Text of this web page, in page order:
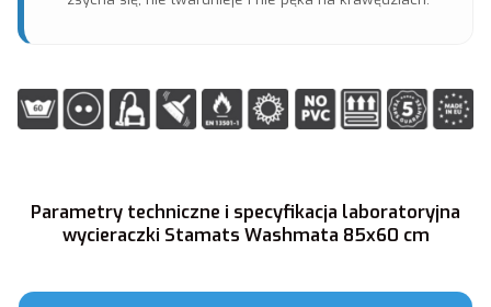
Parametry techniczne i specyfikacja laboratoryjna
wycieraczki Stamats Washmata 85x60 cm